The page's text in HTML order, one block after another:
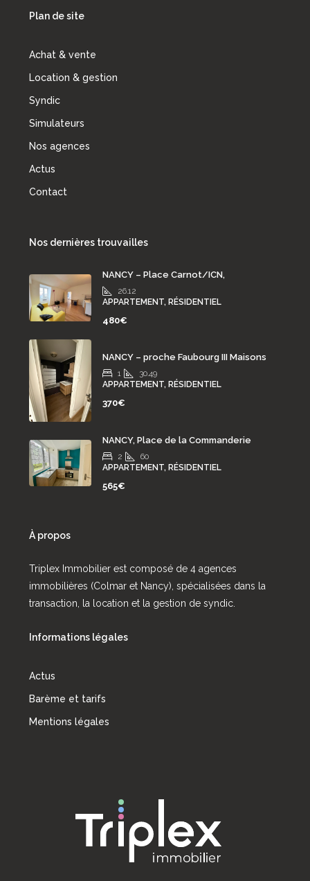
Plan de site
Achat & vente
Location & gestion
Syndic
Simulateurs
Nos agences
Actus
Contact
Nos dernières trouvailles
NANCY – Place Carnot/ICN,
26.12
APPARTEMENT, RÉSIDENTIEL
480€
NANCY – proche Faubourg III Maisons
1
30.49
APPARTEMENT, RÉSIDENTIEL
370€
NANCY, Place de la Commanderie
2
60
APPARTEMENT, RÉSIDENTIEL
565€
À propos
Triplex Immobilier est composé de 4 agences
immobilières (Colmar et Nancy), spécialisées dans la
transaction, la location et la gestion de syndic.
Informations légales
Actus
Barème et tarifs
Mentions légales